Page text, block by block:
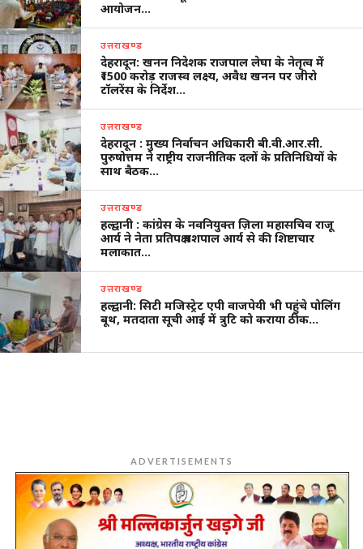
आयोजन…
उत्तराखण्ड
देहरादून: खनन निदेशक राजपाल लेघा के नेतृत्व में
₹1500 करोड़ राजस्व लक्ष्य, अवैध खनन पर जीरो
टॉलरेंस के निर्देश…
उत्तराखण्ड
देहरादून : मुख्य निर्वाचन अधिकारी बी.वी.आर.सी.
पुरुषोत्तम ने राष्ट्रीय राजनीतिक दलों के प्रतिनिधियों के
साथ बैठक…
उत्तराखण्ड
हल्द्वानी : कांग्रेस के नवनियुक्त ज़िला महासचिव राजू
आर्य ने नेता प्रतिपक्ष यशपाल आर्य से की शिष्टाचार
मलाकात…
उत्तराखण्ड
हल्द्वानी: सिटी मजिस्ट्रेट एपी वाजपेयी भी पहुंचे पोलिंग
बूथ, मतदाता सूची आई में त्रुटि को कराया ठीक…
ADVERTISEMENTS